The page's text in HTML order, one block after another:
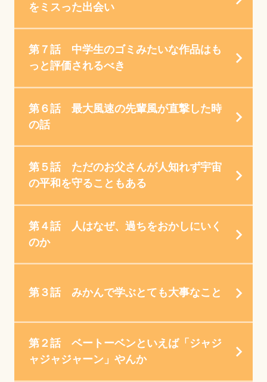
をミスった出会い
第７話 中学生のゴミみたいな作品はも
っと評価されるべき
第６話 最大風速の先輩風が直撃した時
の話
第５話 ただのお父さんが人知れず宇宙
の平和を守ることもある
第４話 人はなぜ、過ちをおかしにいく
のか
第３話 みかんで学ぶとても大事なこと
第２話 ベートーベンといえば「ジャジ
ャジャジャーン」やんか